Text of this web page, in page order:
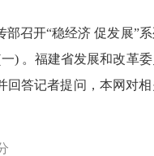
召开“稳经济 促发展”系
) 。福建省发展和改革委
回答记者提问，本网对